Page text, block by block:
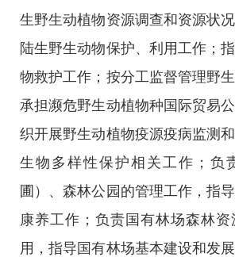
生野生动植物资源调查和资源状
陆生野生动物保护、利用工作；
物救护工作；按分工监督管理野
承担濒危野生动植物种国际贸易
织开展野生动植物疫源疫病监测
生物多样性保护相关工作；负
圃）、森林公园的管理工作，指
康养工作；负责国有林场森林资
用，指导国有林场基本建设和发